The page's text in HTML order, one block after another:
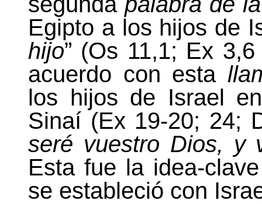
Egipto a los hijos de
hijo” (Os 11,1; Ex
acuerdo con esta
los hijos de Israel
Sinaí (Ex 19-20; 24;
seré vuestro Dios, y
Esta fue la idea-
se estableció con